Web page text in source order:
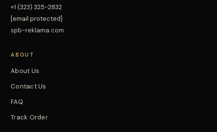
+1 (323) 325-2832
[email protected]
spb-reklama.com
ABOUT
About Us
Contact Us
FAQ
Track Order